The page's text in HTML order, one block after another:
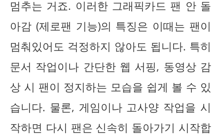
멈추는 거죠. 이러한 그래픽카드 팬 안 돌
아감 (제로팬 기능)의 특징은 이때는 팬이
멈춰있어도 걱정하지 않아도 됩니다. 특히
문서 작업이나 간단한 웹 서핑, 동영상 감
상 시 팬이 정지하는 모습을 쉽게 볼 수 있
습니다. 물론, 게임이나 고사양 작업을 시
작하면 다시 팬은 신속히 돌아가기 시작합